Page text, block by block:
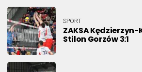
SPORT
ZAKSA
Stilon Gorzów 3:1